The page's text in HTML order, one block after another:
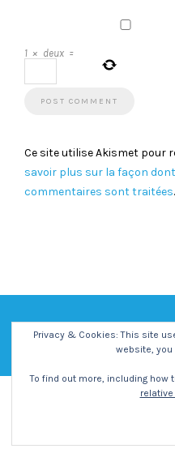
1 × deux =
Ce site utilise Akismet pour
savoir plus sur la façon
commentaires sont traitées.
Privacy & Cookies: This site
website, you
To find out more, including how
Copyright - Centre Social